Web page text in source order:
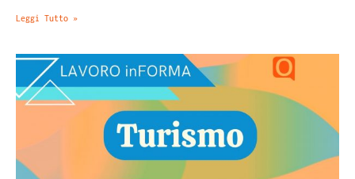
Leggi Tutto »